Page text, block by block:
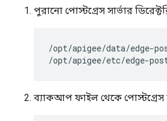
পুরানো পোস্টগ্রেস সার্ভার
/opt/apigee/data/edge-
/opt/apigee/etc/edge-
ব্যাকআপ ফাইল থেকে পোস্টগ্রেস